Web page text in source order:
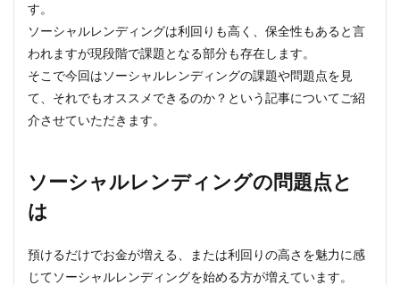
す。
ソーシャルレンディングは利回りも高く、保全性もあると言
われますが現段階で課題となる部分も存在します。
そこで今回はソーシャルレンディングの課題や問題点を見
て、それでもオススメできるのか？という記事についてご紹
介させていただきます。
ソーシャルレンディングの問題点と
は
預けるだけでお金が増える、または利回りの高さを魅力に感
じてソーシャルレンディングを始める方が増えています。